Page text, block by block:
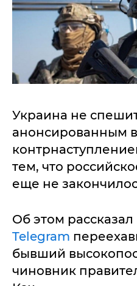
Украина не
анонсированным
тем, что
еще не
Об этом
Telegram
бывший
чиновник